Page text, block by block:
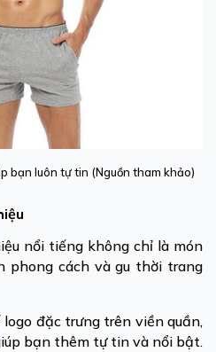
bạn luôn tự tin (Nguồn tham khảo)
nổi tiếng không chỉ là món
phong cách và gu thời trang
đặc trưng trên viền quần,
bạn thêm tự tin và nổi bật.